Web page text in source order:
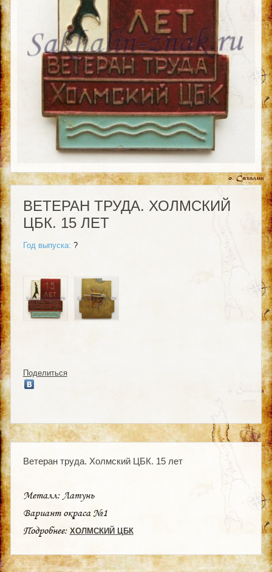
ВЕТЕРАН ТРУДА. ХОЛМСКИЙ
ЦБК. 15 ЛЕТ
Год выпуска: ?
Поделиться
Ветеран труда. Холмский ЦБК. 15 лет
Металл: Латунь
Вариант окраса №1
Подробнее: ХОЛМСКИЙ ЦБК